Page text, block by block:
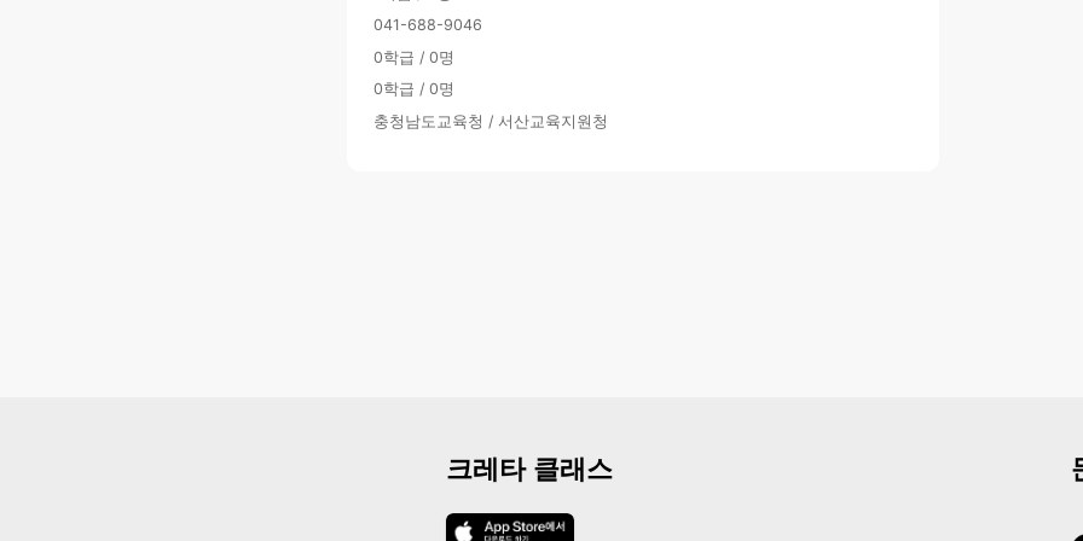
041-688-9046
0학급 / 0명
0학급 / 0명
충청남도교육청 / 서산교육지원청
크레타 클래스